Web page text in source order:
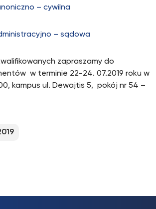
– cywilna
– sądowa
zapraszamy do
w terminie 22-24. 07.2019 roku w
kampus ul. Dewajtis 5, pokój nr 54 –